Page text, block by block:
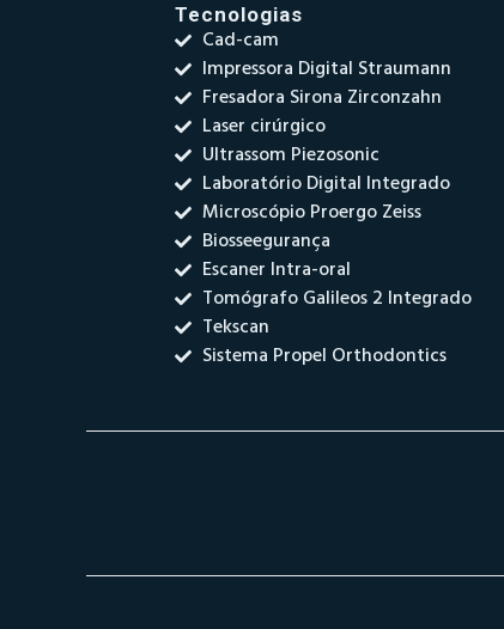
Tecnologias
Cad-cam
Impressora Digital Straumann
Fresadora Sirona Zirconzahn
Laser cirúrgico
Ultrassom Piezosonic
Laboratório Digital Integrado
Microscópio Proergo Zeiss
Biosseegurança
Escaner Intra-oral
Tomógrafo Galileos 2 Integrado
Tekscan
Sistema Propel Orthodontics